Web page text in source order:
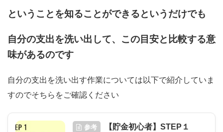
ということを知ることができるというだけでも
自分の支出を洗い出して、この目安と比較する意
味があるのです
自分の支出を洗い出す作業については以下で紹介していま
すのでそちらをご確認ください
参考
【貯金初心者】STEP１